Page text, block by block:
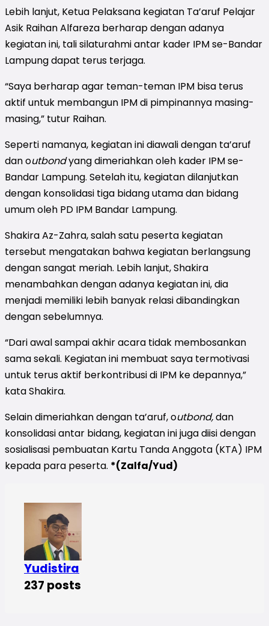
Lebih lanjut, Ketua Pelaksana kegiatan Ta’aruf Pelajar
Asik Raihan Alfareza berharap dengan adanya
kegiatan ini, tali silaturahmi antar kader IPM se-Bandar
Lampung dapat terus terjaga.
“Saya berharap agar teman-teman IPM bisa terus
aktif untuk membangun IPM di pimpinannya masing-
masing,” tutur Raihan.
Seperti namanya, kegiatan ini diawali dengan ta’aruf
dan outbondyang dimeriahkan oleh kader IPM se-
Bandar Lampung. Setelah itu, kegiatan dilanjutkan
dengan konsolidasi tiga bidang utama dan bidang
umum oleh PD IPM Bandar Lampung.
Shakira Az-Zahra, salah satu peserta kegiatan
tersebut mengatakan bahwa kegiatan berlangsung
dengan sangat meriah. Lebih lanjut, Shakira
menambahkan dengan adanya kegiatan ini, dia
menjadi memiliki lebih banyak relasi dibandingkan
dengan sebelumnya.
“Dari awal sampai akhir acara tidak membosankan
sama sekali. Kegiatan ini membuat saya termotivasi
untuk terus aktif berkontribusi di IPM ke depannya,”
kata Shakira.
Selain dimeriahkan dengan ta’aruf, outbond,dan
konsolidasi antar bidang, kegiatan ini juga diisi dengan
sosialisasi pembuatan Kartu Tanda Anggota (KTA) IPM
kepada para peserta. *(Zalfa/Yud)
Yudistira
237 posts